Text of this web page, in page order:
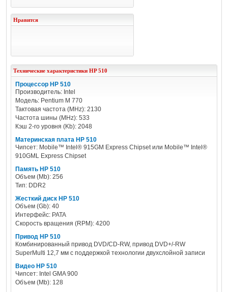
Нравится
Технические характеристики HP 510
Процессор HP 510
Производитель: Intel
Модель: Pentium M 770
Тактовая частота (MHz): 2130
Частота шины (MHz): 533
Кэш 2-го уровня (Kb): 2048
Материнская плата HP 510
Чипсет: Mobile™ Intel® 915GM Express Chipset или Mobile™ Intel®
910GML Express Chipset
Память HP 510
Объем (Mb): 256
Тип: DDR2
Жесткий диск HP 510
Объем (Gb): 40
Интерфейс: PATA
Скорость вращения (RPM): 4200
Привод HP 510
Комбинированный привод DVD/CD-RW, привод DVD+/-RW
SuperMulti 12,7 мм с поддержкой технологии двухслойной записи
Видео HP 510
Чипсет: Intel GMA 900
Объем (Mb): 128